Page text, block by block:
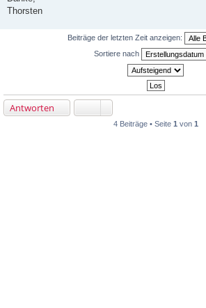
Thorsten
Beiträge der letzten Zeit anzeigen:
Sortiere nach
Antworten
4 Beiträge • Seite 1 von 1